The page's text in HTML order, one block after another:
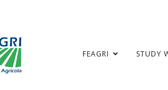
FEAGRI STUDY